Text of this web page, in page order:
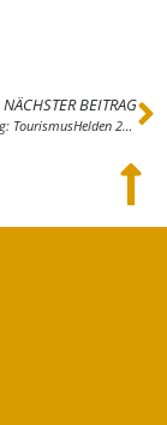
NÄCHSTER BEITRAG
Der ganze Fläming: TourismusHelden 2020 – Mit Eurer Idee zum Crowdfunding-Wettbewerb des Landes Brandenburg